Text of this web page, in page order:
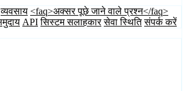
व्यवसाय <faq>अक्सर पूछे जाने वाले प्रश्न</faq>
API सिस्टम सलाहकार सेवा स्थिति संपर्क करें